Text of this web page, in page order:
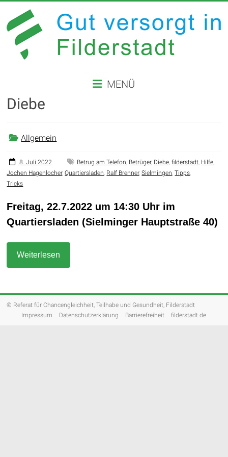
Inhalt
springen
VERSORGT
IN
FILDERSTADT
der
Stadt
Filderstadt
MENÜ
Diebe
Allgemein
8. Juli 2022 Betrug am Telefon, Betrüger, Diebe,filderstadt, Hilfe,
Jochen Hagenlocher,Quartiersladen, Ralf Brenner,Sielmingen,Tipps,
Tricks
Freitag, 22.7.2022 um 14:30 Uhr im
Quartiersladen (Sielminger Hauptstraße 40)
Weiterlesen
© Referat für Chancengleichheit, Teilhabe und Gesundheit, Filderstadt
Impressum
Datenschutzerklärung Barrierefreiheit filderstadt.de